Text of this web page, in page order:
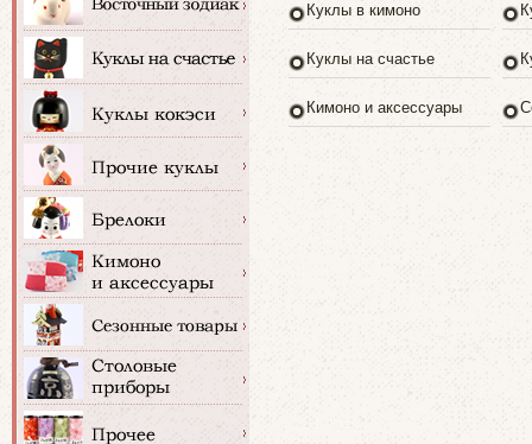
Куклы в кимоно
Куклы на счастье
Кимоно и аксессуары